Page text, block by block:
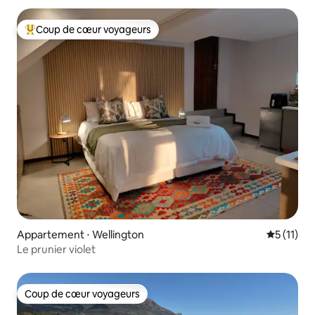
Coups de cœur voyageurs les plus appréciés
Coup de cœur voyageurs
Appartement ⋅ Wellington
5 (11)
Le prunier violet
Coup de cœur voyageurs
Coup de cœur voyageurs